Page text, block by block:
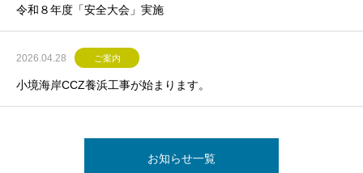
令和８年度「安全大会」実施
2026.04.28 ご案内
小境海岸CCZ養浜工事が始まります。
お知らせ一覧